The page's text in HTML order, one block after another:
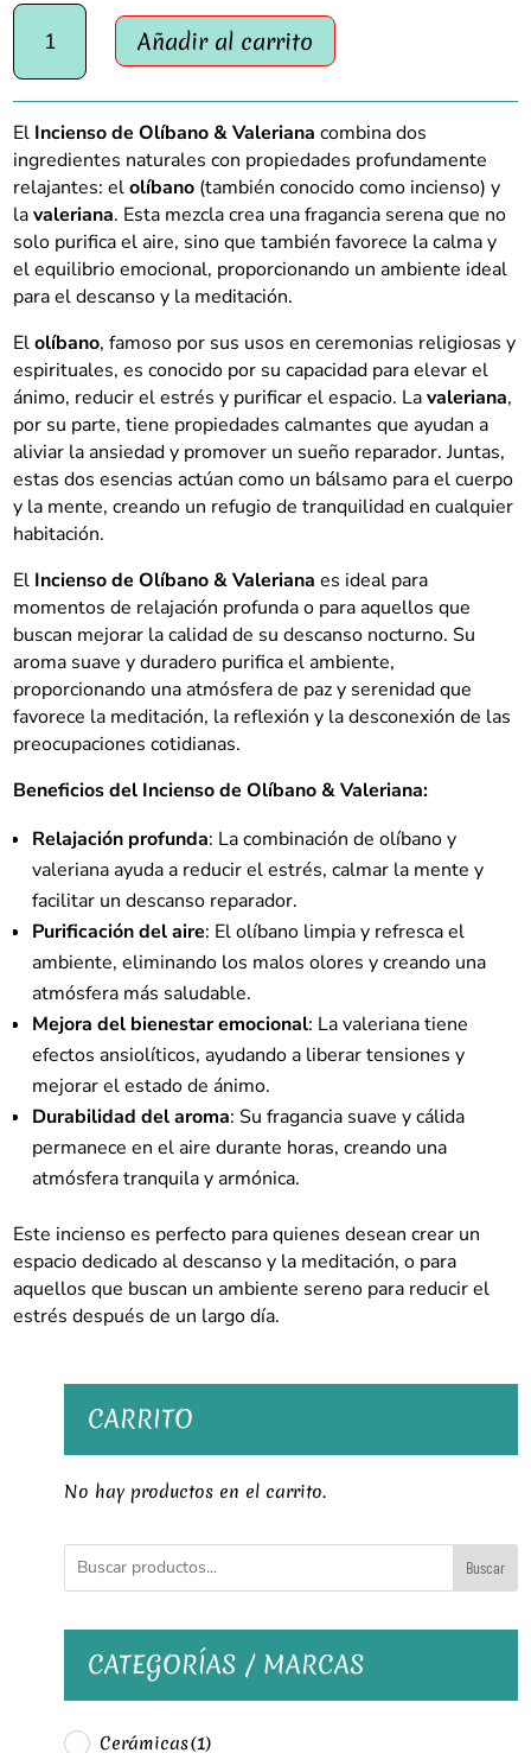
Incienso
Olíbano
&
Valeriana
cantidad
Añadir al carrito
El Incienso de Olíbano & Valeriana combina dos
ingredientes naturales con propiedades profundamente
relajantes: elolíbano (también conocido como incienso) y
lavaleriana. Esta mezcla crea una fragancia serena que no
solo purifica el aire, sino que también favorece la calma y
el equilibrio emocional, proporcionando un ambiente ideal
para el descanso y la meditación.
Elolíbano, famoso por sus usos en ceremonias religiosas y
espirituales, es conocido por su capacidad para elevar el
ánimo, reducir el estrés y purificar el espacio. Lavaleriana,
por su parte, tiene propiedades calmantes que ayudan a
aliviar la ansiedad y promover un sueño reparador. Juntas,
estas dos esencias actúan como un bálsamo para el cuerpo
y la mente, creando un refugio de tranquilidad en cualquier
habitación.
El Incienso de Olíbano & Valeriana es ideal para
momentos de relajación profunda o para aquellos que
buscan mejorar la calidad de su descanso nocturno. Su
aroma suave y duradero purifica el ambiente,
proporcionando una atmósfera de paz y serenidad que
favorece la meditación, la reflexión y la desconexión de las
preocupaciones cotidianas.
Beneficios del Incienso de Olíbano & Valeriana:
Relajación profunda: La combinación de olíbano y
valeriana ayuda a reducir el estrés, calmar la mente y
facilitar un descanso reparador.
Purificación del aire: El olíbano limpia y refresca el
ambiente, eliminando los malos olores y creando una
atmósfera más saludable.
Mejora del bienestar emocional: La valeriana tiene
efectos ansiolíticos, ayudando a liberar tensiones y
mejorar el estado de ánimo.
Durabilidad del aroma: Su fragancia suave y cálida
permanece en el aire durante horas, creando una
atmósfera tranquila y armónica.
Este incienso es perfecto para quienes desean crear un
espacio dedicado al descanso y la meditación, o para
aquellos que buscan un ambiente sereno para reducir el
estrés después de un largo día.
CARRITO
No hay productos en el carrito.
Buscar
CATEGORÍAS / MARCAS
Cerámicas(1)